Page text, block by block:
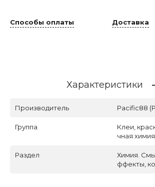
Способы оплаты Доставка
Характеристики
Производитель Pacific88
Группа
Клеи,
чная химия
Раздел
Химия.
ффекты,